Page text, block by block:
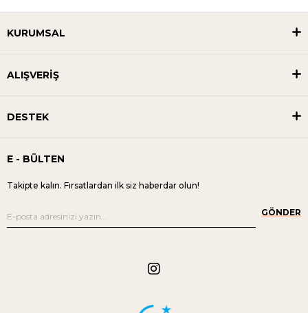
KURUMSAL
ALIŞVERİŞ
DESTEK
E - BÜLTEN
Takipte kalın. Fırsatlardan ilk siz haberdar olun!
GÖNDER